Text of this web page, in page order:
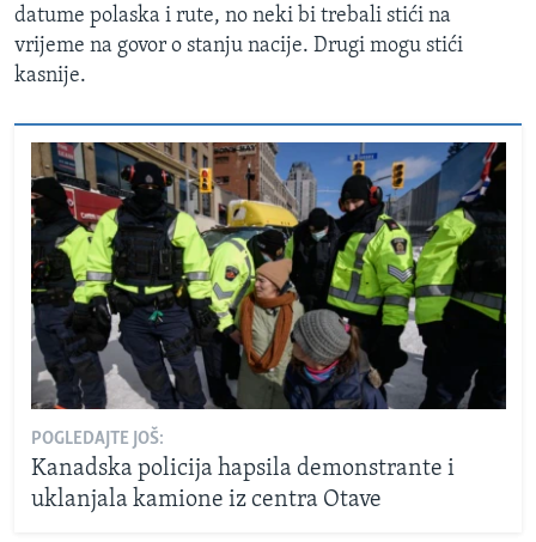
datume polaska i rute, no neki bi trebali stići na
vrijeme na govor o stanju nacije. Drugi mogu stići
kasnije.
POGLEDAJTE JOŠ:
Kanadska policija hapsila demonstrante i
uklanjala kamione iz centra Otave